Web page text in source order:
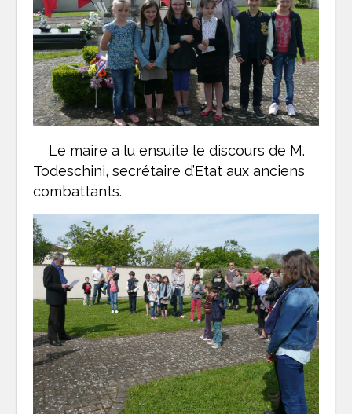
Le maire a lu ensuite le discours de M.
Todeschini, secrétaire d’Etat aux anciens
combattants.